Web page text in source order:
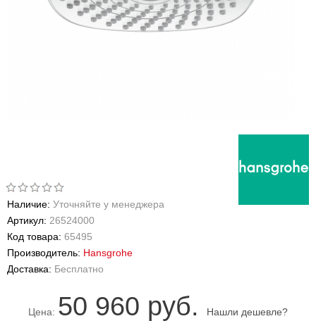
Наличие: Уточняйте у менеджера
Артикул: 26524000
Код товара: 65495
Производитель: Hansgrohe
Доставка: Бесплатно
Цена: 50 960 руб. Нашли дешевле?